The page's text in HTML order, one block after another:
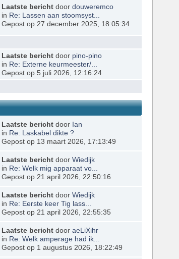
Laatste berichtdoor douweremco
in Re: Lassen aan stoomsyst...
Gepost op 27 december 2025, 18:05:34
Laatste berichtdoor pino-pino
in Re: Externe keurmeester/...
Gepost op 5 juli 2026, 12:16:24
Laatste berichtdoor Ian
in Re: Laskabel dikte ?
Gepost op 13 maart 2026, 17:13:49
Laatste berichtdoor Wiedijk
in Re: Welk mig apparaat vo...
Gepost op 21 april 2026, 22:50:16
Laatste berichtdoor Wiedijk
in Re: Eerste keer Tig lass...
Gepost op 21 april 2026, 22:55:35
Laatste berichtdoor aeLiXihr
in Re: Welk amperage had ik...
Gepost op 1 augustus 2026, 18:22:49